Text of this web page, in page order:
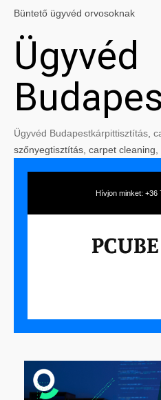
Büntető ügyvéd orvosoknak
Ügyvéd
Ügyvéd Budapestkárpittisztítás
szőnyegtisztítás, carpet
Hívjon minket: +36